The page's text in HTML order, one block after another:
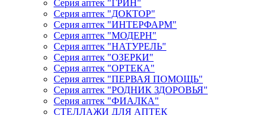
Серия аптек "ГРИН"
Серия аптек "ДОКТОР"
Серия аптек "ИНТЕРФАРМ"
Серия аптек "МОДЕРН"
Серия аптек "НАТУРЕЛЬ"
Серия аптек "ОЗЕРКИ"
Серия аптек "ОРТЕКА"
Серия аптек "ПЕРВАЯ ПОМОЩЬ"
Серия аптек "РОДНИК ЗДОРОВЬЯ"
Серия аптек "ФИАЛКА"
СТЕЛЛАЖИ ДЛЯ АПТЕК